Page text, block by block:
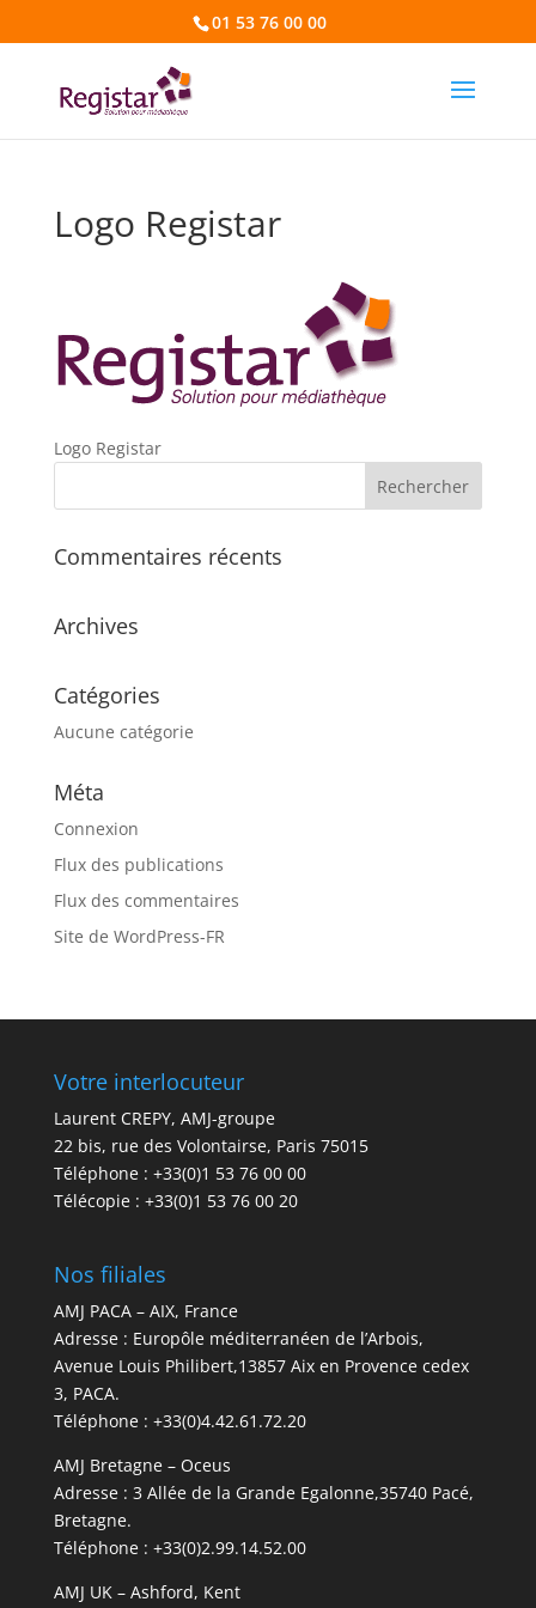
01 53 76 00 00
Logo Registar
Logo Registar
Commentaires récents
Archives
Catégories
Aucune catégorie
Méta
Connexion
Flux des publications
Flux des commentaires
Site de WordPress-FR
Votre interlocuteur
Laurent CREPY, AMJ-groupe
22 bis, rue des Volontairse, Paris 75015
Téléphone : +33(0)1 53 76 00 00
Télécopie : +33(0)1 53 76 00 20
Nos filiales
AMJ PACA – AIX, France
Adresse : Europôle méditerranéen de l’Arbois,
Avenue Louis Philibert,13857 Aix en Provence cedex
3, PACA.
Téléphone : +33(0)4.42.61.72.20
AMJ Bretagne – Oceus
Adresse : 3 Allée de la Grande Egalonne,35740 Pacé,
Bretagne.
Téléphone : +33(0)2.99.14.52.00
AMJ UK – Ashford, Kent